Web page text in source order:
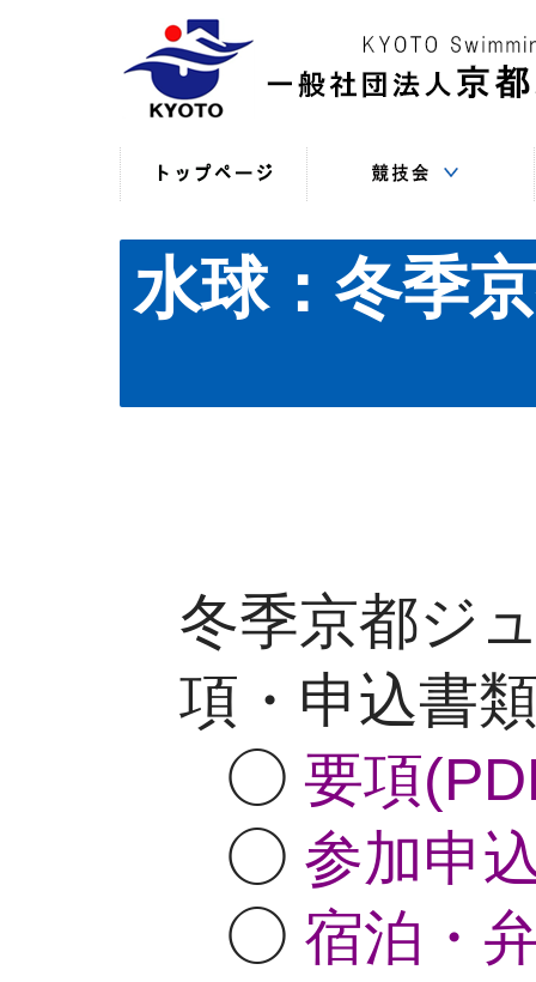
（現年度）
（過年度以前）
（申込・連絡事項等）
水球：冬季
冬季京都ジ
項・申込書
◯ 要項
◯ 参加申
◯ 宿泊・